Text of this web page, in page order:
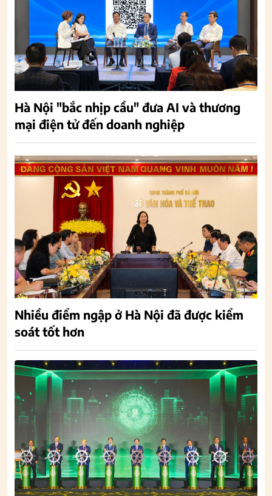
Hà Nội "bắc nhịp cầu" đưa AI và thương
mại điện tử đến doanh nghiệp
Nhiều điểm ngập ở Hà Nội đã được kiểm
soát tốt hơn